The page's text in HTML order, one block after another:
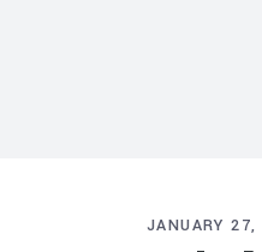
JANUARY 27,